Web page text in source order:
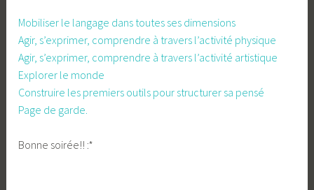
Mobiliser le langage dans toutes ses dimensions
Agir, s’exprimer, comprendre à travers l’activité physique
Agir, s’exprimer, comprendre à travers l’activité artistique
Explorer le monde
Construire les premiers outils pour structurer sa pensé
Page de garde.
Bonne soirée!! :*